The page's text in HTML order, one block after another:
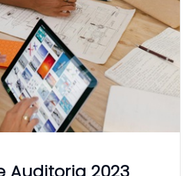
Auditoria 2023